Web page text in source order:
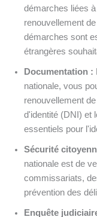
démarches liées
renouvellement
démarches sont
étrangères
Documentation :
nationale, vous
renouvellement
d'identité (DNI) et
essentiels pour
Sécurité
nationale est de
commissariats,
prévention des
Enquête